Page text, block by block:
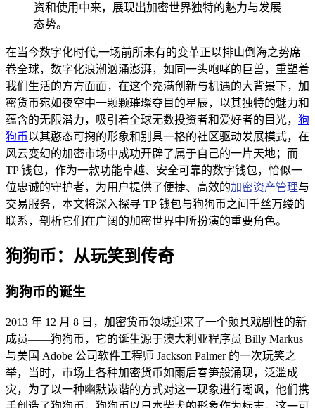
资和使用中来，展现出加密世界独特的魅力与发展
态势。
在当今数字化时代,一场前所未有的变革正以排山倒海之势席
卷全球，数字化浪潮汹涌澎湃，如同一头咆哮的巨兽，重塑着
我们生活的方方面面，在这个充满创新与机遇的大背景下，加
密货币宛如夜空中一颗颗璀璨夺目的星辰，以其独特的魅力和
蕴含的无限潜力，吸引着全球无数投资者和爱好者的目光， 狗
狗币以其憨态可掬的形象和别具一格的社区驱动发展模式，在
风云变幻的加密市场中成功开辟了属于自己的一片天地；而
TP 钱包，作为一款功能卓越、安全可靠的数字钱包，恰似一
位忠诚的守护者，为用户提供了便捷、高效的加密资产管理与
交易服务，本文将深入探寻 TP 钱包与狗狗币之间千丝万缕的
联系，剖析它们在广阔的加密世界中所扮演的重要角色。
狗狗币：从玩笑到传奇
狗狗币的诞生
2013 年 12 月 8 日，加密货币领域迎来了一个颇具戏剧性的新
成员——狗狗币，它的诞生源于澳大利亚程序员 Billy Markus
与美国 Adobe 公司软件工程师 Jackson Palmer 的一次玩笑之
举，当时，市场上各种加密货币如雨后春笋般涌现，泛滥成
灾，为了以一种幽默诙谐的方式对这一现象进行嘲讽，他们携